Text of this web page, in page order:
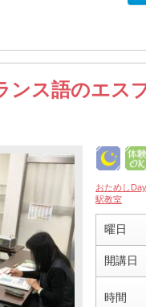
ンス語のエス
おためし
駅教室
曜日
開講日
時間